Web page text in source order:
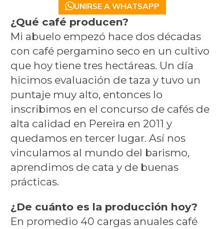
UNIRSE A WHATSAPP
¿Qué café producen?
Mi abuelo empezó hace dos décadas
con café pergamino seco en un cultivo
que hoy tiene tres hectáreas. Un día
hicimos evaluación de taza y tuvo un
puntaje muy alto, entonces lo
inscribimos en el concurso de cafés de
alta calidad en Pereira en 2011 y
quedamos en tercer lugar. Así nos
vinculamos al mundo del barismo,
aprendimos de cata y de buenas
prácticas.
¿De cuánto es la producción hoy?
En promedio 40 cargas anuales café